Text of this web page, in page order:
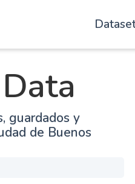
guardados y
de Buenos